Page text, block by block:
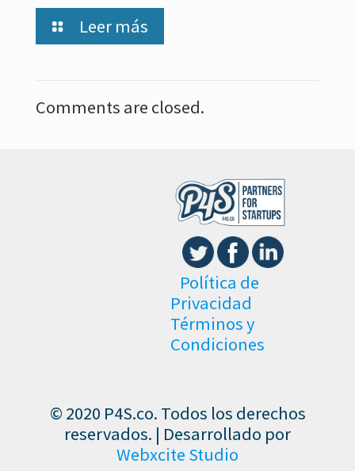
Leer más
Comments are closed.
Política de
Privacidad
Términos y
Condiciones
© 2020 P4S.co. Todos los derechos
reservados. | Desarrollado por
Webxcite Studio